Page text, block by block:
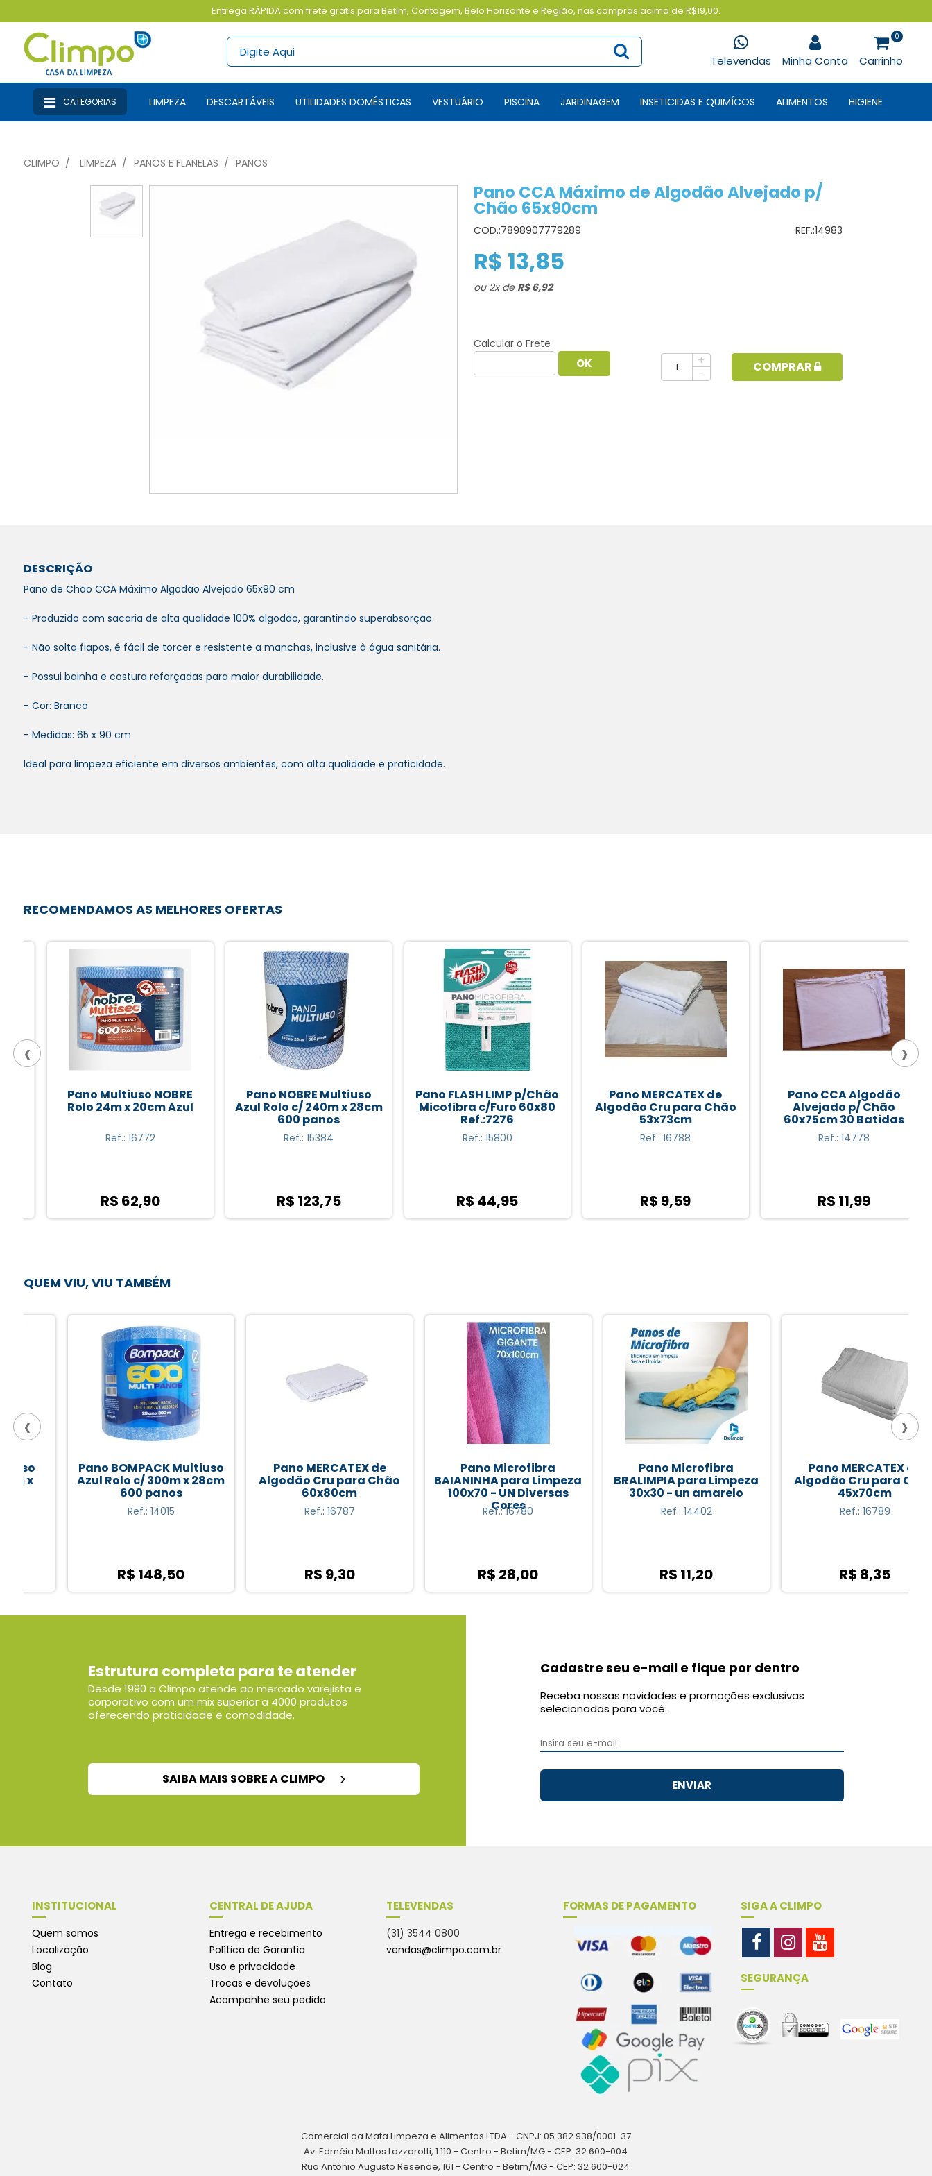
Entrega RÁPIDA com frete grátis para Betim, Contagem, Belo Horizonte e Região, nas compras acima de R$19,00.
Televendas Minha Conta Carrinho
0
CATEGORIAS LIMPEZA DESCARTÁVEIS UTILIDADES DOMÉSTICAS VESTUÁRIO PISCINA JARDINAGEM INSETICIDAS E QUIMÍCOS ALIMENTOS HIGIENE
CLIMPO LIMPEZA PANOS E FLANELAS PANOS
Pano CCA Máximo de Algodão Alvejado p/
Chão 65x90cm
COD.:7898907779289 REF.:14983
R$ 13,85
ou 2xde R$ 6,92
Calcular o Frete
+
-
COMPRAR
DESCRIÇÃO
Pano de Chão CCA Máximo Algodão Alvejado 65x90 cm
- Produzido com sacaria de alta qualidade 100% algodão, garantindo superabsorção.
- Não solta fiapos, é fácil de torcer e resistente a manchas, inclusive à água sanitária.
- Possui bainha e costura reforçadas para maior durabilidade.
- Cor: Branco
- Medidas: 65 x 90 cm
Ideal para limpeza eficiente em diversos ambientes, com alta qualidade e praticidade.
RECOMENDAMOS AS MELHORES OFERTAS
Pano Multiuso NOBRE
Rolo 24m x 20cm Azul
Ref.: 16772
R$ 62,90
Pano NOBRE Multiuso
Azul Rolo c/ 240m x 28cm
600 panos
Ref.: 15384
R$ 123,75
Pano FLASH LIMP p/Chão
Micofibra c/Furo 60x80
Ref.:7276
Ref.: 15800
R$ 44,95
Pano MERCATEX de
Algodão Cru para Chão
53x73cm
Ref.: 16788
R$ 9,59
Pano CCA Algodão
Alvejado p/ Chão
60x75cm 30 Batidas
Ref.: 14778
R$ 11,99
‹ ›
QUEM VIU, VIU TAMBÉM
Pano BOMPACK Multiuso
Azul Rolo c/ 300m x 28cm
600 panos
Ref.: 14015
R$ 148,50
Pano MERCATEX de
Algodão Cru para Chão
60x80cm
Ref.: 16787
R$ 9,30
Pano Microfibra
BAIANINHA para Limpeza
100x70 - UN Diversas
Cores
Ref.: 16780
R$ 28,00
Pano Microfibra
BRALIMPIA para Limpeza
30x30 - un amarelo
Ref.: 14402
R$ 11,20
Pano MERCATEX de
Algodão Cru para Chão
45x70cm
Ref.: 16789
R$ 8,35
‹ ›
Estrutura completa para te atender
Desde 1990 a Climpo atende ao mercado varejista e
corporativo com um mix superior a 4000 produtos
oferecendo praticidade e comodidade.
SAIBA MAIS SOBRE A CLIMPO
Cadastre seu e-mail e fique por dentro
Receba nossas novidades e promoções exclusivas
selecionadas para você.
ENVIAR
INSTITUCIONAL
Quem somos
Localização
Blog
Contato
CENTRAL DE AJUDA
Entrega e recebimento
Política de Garantia
Uso e privacidade
Trocas e devoluções
Acompanhe seu pedido
TELEVENDAS
(31) 3544 0800
vendas@climpo.com.br
FORMAS DE PAGAMENTO SIGA A CLIMPO
SEGURANÇA
Comercial da Mata Limpeza e Alimentos LTDA - CNPJ: 05.382.938/0001-37
Av. Edméia Mattos Lazzarotti, 1.110 - Centro - Betim/MG - CEP: 32 600-004
Rua Antônio Augusto Resende, 161 - Centro - Betim/MG - CEP: 32 600-024